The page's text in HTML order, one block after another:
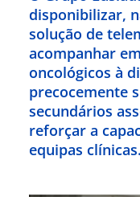
disponibilizar,
solução de
acompanhar
oncológicos à
precocemente
secundários
reforçar a
equipas clínicas.